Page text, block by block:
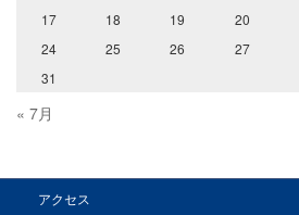
17
18 19 20
24
25 26 27
31
« 7月
アクセス